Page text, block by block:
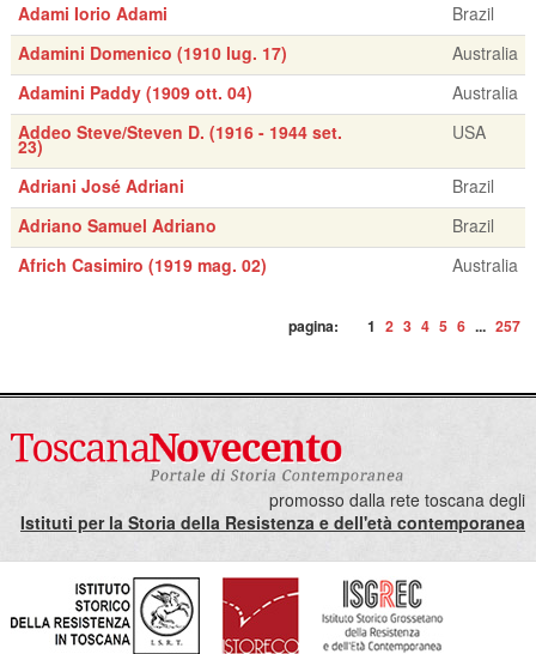
Adami Iorio Adami
Brazil
Adamini Domenico (1910 lug. 17)
Australia
Adamini Paddy (1909 ott. 04)
Australia
Addeo Steve/Steven D. (1916 - 1944 set.
23)
USA
Adriani José Adriani
Brazil
Adriano Samuel Adriano
Brazil
Africh Casimiro (1919 mag. 02)
Australia
pagina: 1 2 3 4 5 6 ... 257
promosso dalla rete toscana degli
Istituti per la Storia della Resistenza e dell'età contemporanea